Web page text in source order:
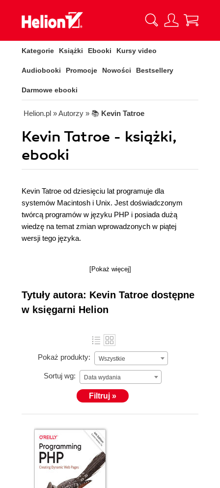
Kategorie Książki Ebooki Kursy video
Audiobooki Promocje Nowości Bestsellery
Darmowe ebooki
Helion.pl » Autorzy » 📚 Kevin Tatroe
Kevin Tatroe - książki,
ebooki
Kevin Tatroe od dziesięciu lat programuje dla
systemów Macintosh i Unix. Jest doświadczonym
twórcą programów w języku PHP i posiada dużą
wiedzę na temat zmian wprowadzonych w piątej
wersji tego języka.
[Pokaż więcej]
Tytuły autora: Kevin Tatroe dostępne
w księgarni Helion
Pokaż produkty: Wszystkie
Sortuj wg: Data wydania
Filtruj »